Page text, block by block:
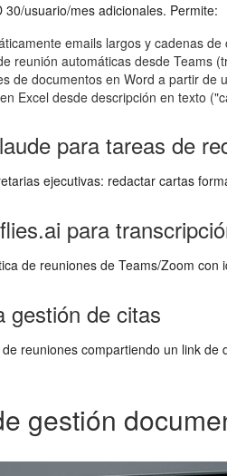
30/usuario/mes adicionales. Permite:
emails largos y cadenas
reunión automáticas desde Teams
de documentos en Word a partir de
Excel desde descripción en texto
para tareas de
ejecutivas: redactar cartas
para
de reuniones de Teams/Zoom
gestión de citas
reuniones compartiendo un link
gestión